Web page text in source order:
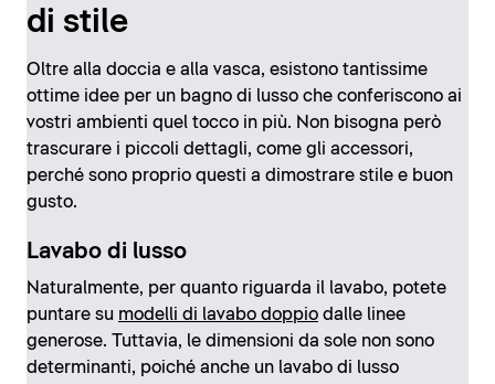
di stile
Oltre alla doccia e alla vasca, esistono tantissime
ottime idee per un bagno di lusso che conferiscono ai
vostri ambienti quel tocco in più. Non bisogna però
trascurare i piccoli dettagli, come gli accessori,
perché sono proprio questi a dimostrare stile e buon
gusto.
Lavabo di lusso
Naturalmente, per quanto riguarda il lavabo, potete
puntare su modelli di lavabo doppio dalle linee
generose. Tuttavia, le dimensioni da sole non sono
determinanti, poiché anche un lavabo di lusso